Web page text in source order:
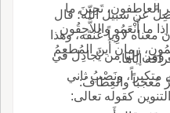
العاطفون، تَحِينَ ما
ما أَنْعَمُو واللاَّحِقُون
زمان أَينَ المُطعِمُ
عن سبيل اللّه؛ قال
لاوِياً عُنقَه، وهذا
ومِن النا من يُجادِل في
متكبراً، ونَصْبُ ثاني
كقوله تعالى:
إياها.
مُعجَباً والعِطافُ: